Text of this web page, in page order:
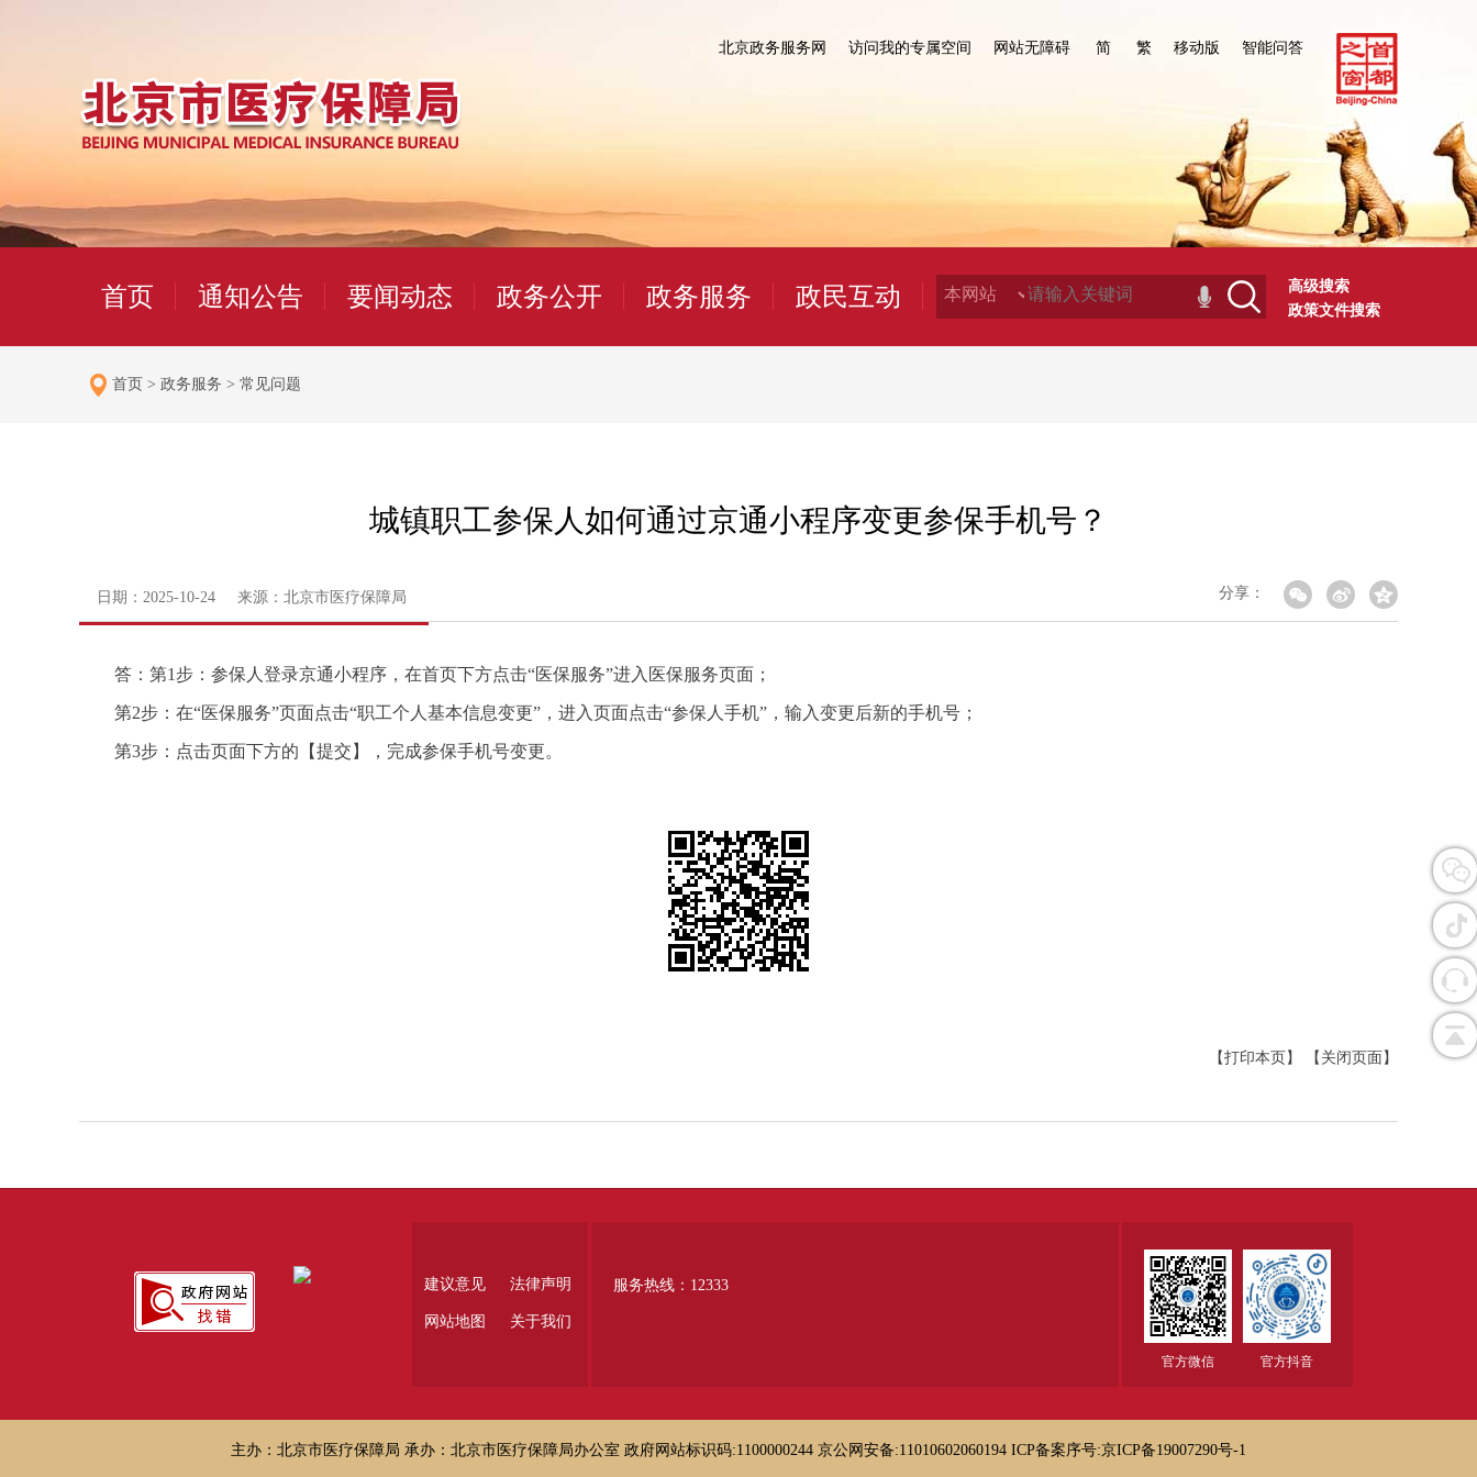
北京政务服务网 访问我的专属空间 网站无障碍 简 繁 移动版 智能问答
首页 通知公告 要闻动态 政务公开 政务服务 政民互动
高级搜索
政策文件搜索
首页 > 政务服务 > 常见问题
城镇职工参保人如何通过京通小程序变更参保手机号？
日期：2025-10-24 来源：北京市医疗保障局 分享：
答：第1步：参保人登录京通小程序，在首页下方点击“医保服务”进入医保服务页面；
第2步：在“医保服务”页面点击“职工个人基本信息变更”，进入页面点击“参保人手机”，输入变更后新的手机号；
第3步：点击页面下方的【提交】，完成参保手机号变更。
【打印本页】 【关闭页面】
建议意见 法律声明
网站地图 关于我们
服务热线：12333
官方微信 官方抖音
主办：北京市医疗保障局 承办：北京市医疗保障局办公室 政府网站标识码:1100000244 京公网安备:11010602060194 ICP备案序号:京ICP备19007290号-1